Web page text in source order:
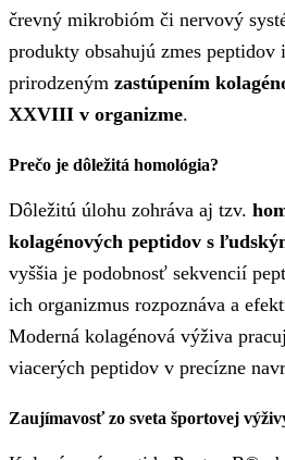
črevný mikrobióm či nervový
produkty obsahujú zmes peptidov
prirodzeným zastúpením
XXVIII v organizme.
Prečo je dôležitá homológia?
Dôležitú úlohu zohráva aj tzv.
kolagénových peptidov s
vyššia je podobnosť sekvencií
ich organizmus rozpoznáva a
Moderná kolagénová výživa
viacerých peptidov v precízne
Zaujímavosť zo sveta športovej